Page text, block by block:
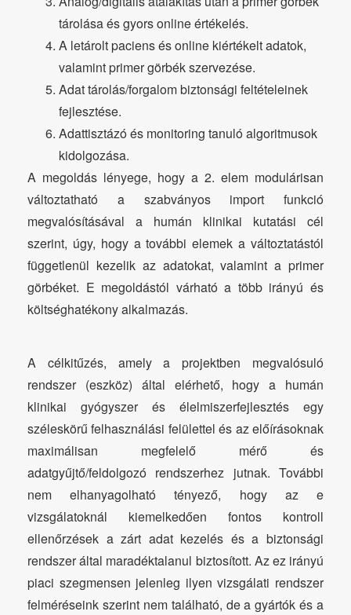
tárolása és gyors online értékelés.
A letárolt paciens és online kiértékelt adatok,
valamint primer görbék szervezése.
Adat tárolás/forgalom biztonsági feltételeinek
fejlesztése.
Adattisztázó és monitoring tanuló algoritmusok
kidolgozása.
A megoldás lényege, hogy a 2. elem modulárisan
változtatható a szabványos import funkció
megvalósításával a humán klinikai kutatási cél
szerint, úgy, hogy a további elemek a változtatástól
függetlenül kezelik az adatokat, valamint a primer
görbéket. E megoldástól várható a több irányú és
költséghatékony alkalmazás.
A célkitűzés, amely a projektben megvalósuló
rendszer (eszköz) által elérhető, hogy a humán
klinikai gyógyszer és élelmiszerfejlesztés egy
széleskörű felhasználási felülettel és az előírásoknak
maximálisan megfelelő mérő és
adatgyűjtő/feldolgozó rendszerhez jutnak. További
nem elhanyagolható tényező, hogy az e
vizsgálatoknál kiemelkedően fontos kontroll
ellenőrzések a zárt adat kezelés és a biztonsági
rendszer által maradéktalanul biztosított. Az ez irányú
piaci szegmensen jelenleg ilyen vizsgálati rendszer
felméréseink szerint nem található, de a gyártók és a